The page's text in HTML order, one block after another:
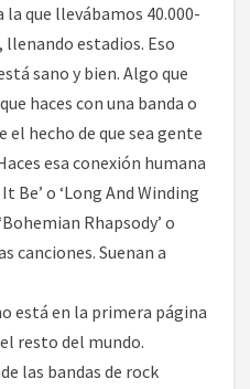
la que llevábamos 40.000-
llenando estadios. Eso
sano y bien. Algo que
haces con una banda o
el hecho de que sea gente
esa conexión humana
Be’ o ‘Long And Winding
Rhapsody’ o
canciones. Suenan a
está en la primera página
resto del mundo.
las bandas de rock